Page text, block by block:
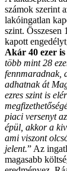
számok szerint
lakóingatlan
szint. Összesen
kapott
Akár 40 ezer is
több mint 28
fennmaradnak,
adhatnak át
ezres szint is
piaci versenyt
épül, akkor a
ami viszont
jelent.” Az
magasabb